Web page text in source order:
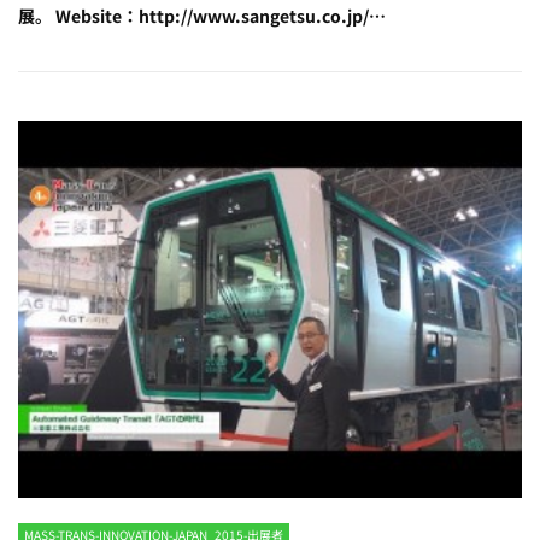
展。 Website：http://www.sangetsu.co.jp/…
MASS-TRANS-INNOVATION-JAPAN_2015-出展者